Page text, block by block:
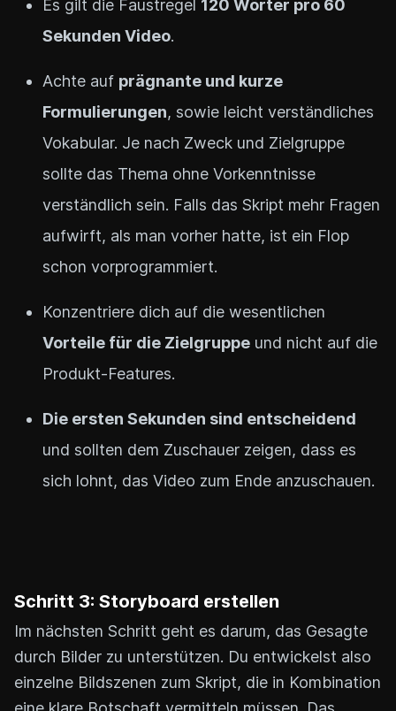
Es gilt die Faustregel 120 Wörter pro 60
Sekunden Video.
Achte auf prägnante und kurze
Formulierungen, sowie leicht verständliches
Vokabular. Je nach Zweck und Zielgruppe
sollte das Thema ohne Vorkenntnisse
verständlich sein. Falls das Skript mehr Fragen
aufwirft, als man vorher hatte, ist ein Flop
schon vorprogrammiert.
Konzentriere dich auf die wesentlichen
Vorteile für die Zielgruppe und nicht auf die
Produkt-Features.
Die ersten Sekunden sind entscheidend
und sollten dem Zuschauer zeigen, dass es
sich lohnt, das Video zum Ende anzuschauen.
Schritt 3: Storyboard erstellen
Im nächsten Schritt geht es darum, das Gesagte
durch Bilder zu unterstützen. Du entwickelst also
einzelne Bildszenen zum Skript, die in Kombination